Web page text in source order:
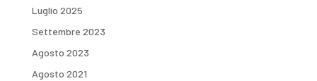
Luglio 2025
Settembre 2023
Agosto 2023
Agosto 2021